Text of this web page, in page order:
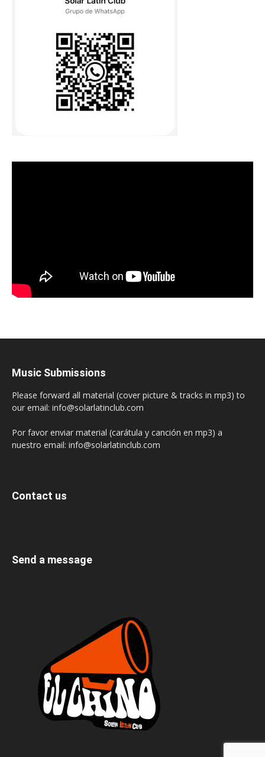
Music Submissions
Please forward all material (cover picture & tracks in mp3) to
our email: info@solarlatinclub.com
Por favor enviar material (carátula y canción en mp3) a
nuestro email: info@solarlatinclub.com
Contact us
Send a message